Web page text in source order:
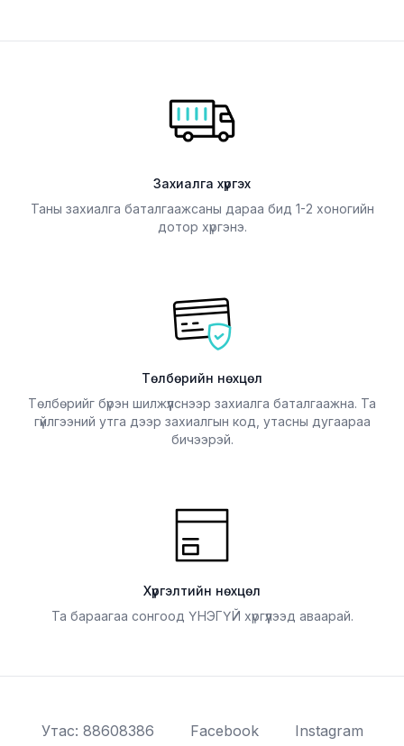
Захиалга хүргэх
Таны захиалга баталгаажсаны дараа бид 1-2 хоногийн
дотор хүргэнэ.
Төлбөрийн нөхцөл
Төлбөрийг бүрэн шилжүүлснээр захиалга баталгаажна. Та
гүйлгээний утга дээр захиалгын код, утасны дугаараа
бичээрэй.
Хүргэлтийн нөхцөл
Та бараагаа сонгоод ҮНЭГҮЙ хүргүүлээд аваарай.
Утас: 88608386 Facebook Instagram